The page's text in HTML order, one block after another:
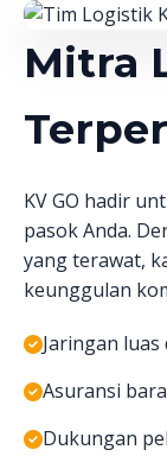
Mitra
KV GO hadir
pasok Anda.
yang terawat,
keunggulan
Jaringan
Asuransi
Dukungan